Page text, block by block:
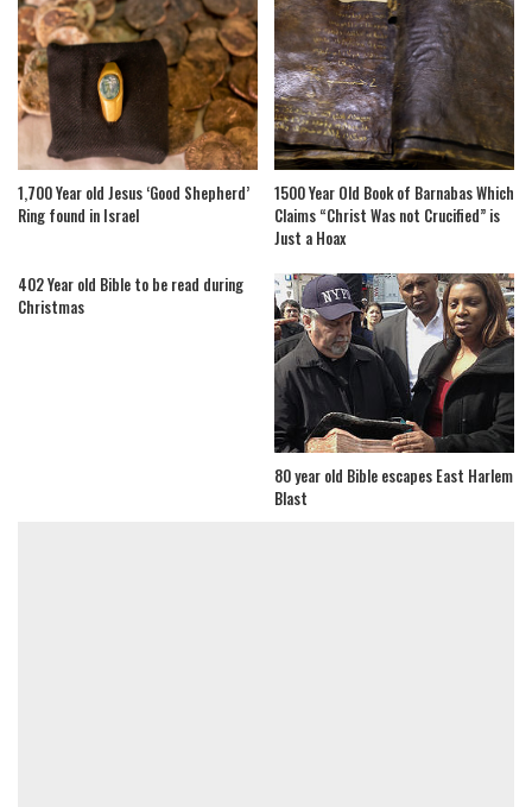
1,700 Year old Jesus ‘Good Shepherd’
Ring found in Israel
1500 Year Old Book of Barnabas Which
Claims “Christ Was not Crucified” is
Just a Hoax
402 Year old Bible to be read during
Christmas
80 year old Bible escapes East Harlem
Blast